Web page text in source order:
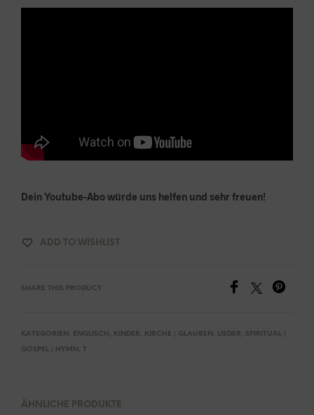
Dein Youtube-Abo würde uns helfen und sehr freuen!
ADD TO WISHLIST
SHARE THIS PRODUCT
KATEGORIEN: ENGLISCH , KINDER, KIRCHE | GLAUBEN , LIEDER, SPIRITUAL |
GOSPEL | HYMN , T
ÄHNLICHE PRODUKTE